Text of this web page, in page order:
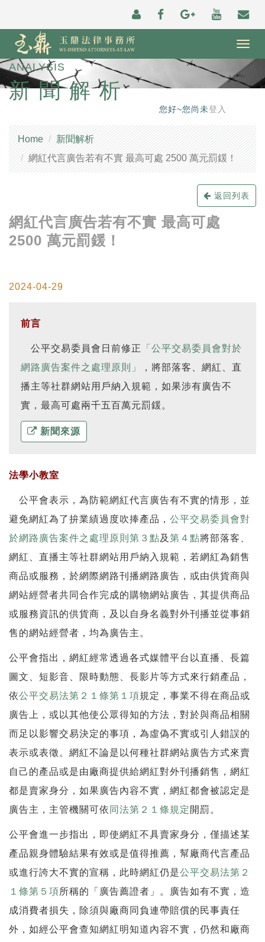
ANALYSIS
新聞解析
您好~您尚未登入
Home
新聞解析
網紅代言廣告若有不實 最高可處 2500 萬元罰鍰！
返回列表
網紅代言廣告若有不實 最高可處
2500 萬元罰鍰！
2024-04-29
前言
公平交易委員會日前修正
「公平交易委員會對於
網路廣告案件之處理原則」
，將部落客、網紅、直
播主等社群網站用戶納入規範，如果涉有廣告不
實，最高可處兩千五百萬元罰鍰。
新聞來源
法學小教室
公平會表示，為防範網紅代言廣告有不實的情形，並
避免網紅為了拚業績過度吹捧產品， 公平交易委員會對
於網路廣告案件之處理原則第３點及 第４點將部落客、
網紅、直播主等社群網站用戶納入規範，若網紅為銷售
商品或服務，於網際網路刊播網路廣告，或由供貨商與
網站經營者共同合作完成的購物網站廣告，其提供商品
或服務資訊的供貨商，及以自身名義對外刊播並從事銷
售的網站經營者，均為廣告主。
公平會指出，網紅經常透過各式媒體平台以直播、長篇
圖文、短影音、限時動態、長影片等方式來行銷產品，
依公平交易法第２１條第１項規定，事業不得在商品或
廣告上，或以其他使公眾得知的方法，對於與商品相關
而足以影響交易決定的事項，為虛偽不實或引人錯誤的
表示或表徵。網紅不論是以何種社群網站廣告方式來賣
自己的產品或是由廠商提供給網紅對外刊播銷售，網紅
都是賣家身分，如果廣告內容不實，網紅都會被認定是
廣告主，主管機關可依 同法第２１條規定 開罰。
公平會進一步指出，即使網紅不具賣家身分，僅描述某
產品親身體驗結果有效或是值得推薦，幫廠商代言產品
或進行誇大不實的宣稱，此時網紅仍是公平交易法第２
１條第５項所稱的「廣告薦證者」。廣告如有不實，造
成消費者損失，除須與廠商同負連帶賠償的民事責任
外，如經公平會查知網紅明知道內容不實，仍然和廠商